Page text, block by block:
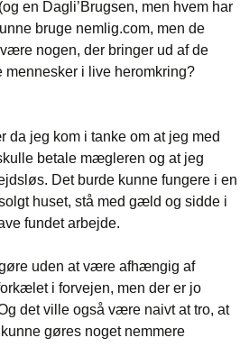
en Dagli’Brugsen, men hvem har
bruge nemlig.com, men de
nogen, der bringer ud af de
mennesker i live heromkring?
jeg kom i tanke om at jeg med
betale mægleren og at jeg
Det burde kunne fungere i en
huset, stå med gæld og sidde i
fundet arbejde.
uden at være afhængig af
i forvejen, men der er jo
det ville også være naivt at tro, at
gøres noget nemmere